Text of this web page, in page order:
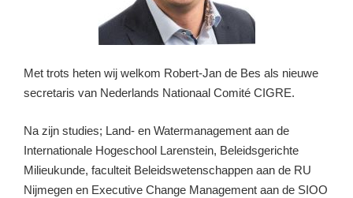
Met trots heten wij welkom Robert-Jan de Bes als nieuwe
secretaris van Nederlands Nationaal Comité CIGRE.
Na zijn studies; Land- en Watermanagement aan de
Internationale Hogeschool Larenstein, Beleidsgerichte
Milieukunde, faculteit Beleidswetenschappen aan de RU
Nijmegen en Executive Change Management aan de SIOO